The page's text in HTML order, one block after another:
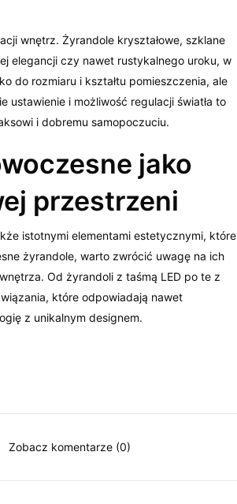
wnętrz. Żyrandole kryształowe, szklane
elegancji czy nawet rustykalnego uroku, w
do rozmiaru i kształtu pomieszczenia, ale
ustawienie i możliwość regulacji światła to
i dobremu samopoczuciu.
jako
przestrzeni
istotnymi elementami estetycznymi, które
żyrandole, warto zwrócić uwagę na ich
Od żyrandoli z taśmą LED po te z
które odpowiadają nawet
z unikalnym designem.
Zobacz komentarze (0)